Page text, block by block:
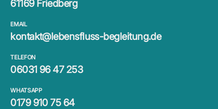
61169 Friedberg
EMAIL
kontakt@lebensfluss-begleitung.de
TELEFON
06031 96 47 253
WHATSAPP
0179 910 75 64